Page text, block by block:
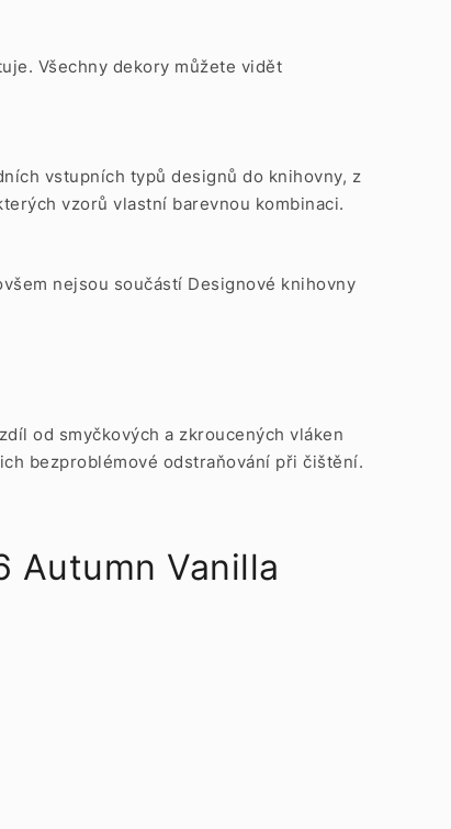
Všechny dekory můžete vidět
vstupních typů designů do knihovny, z
vzorů vlastní barevnou kombinaci.
nejsou součástí Designové knihovny
od smyčkových a zkroucených vláken
bezproblémové odstraňování při čištění.
Autumn Vanilla